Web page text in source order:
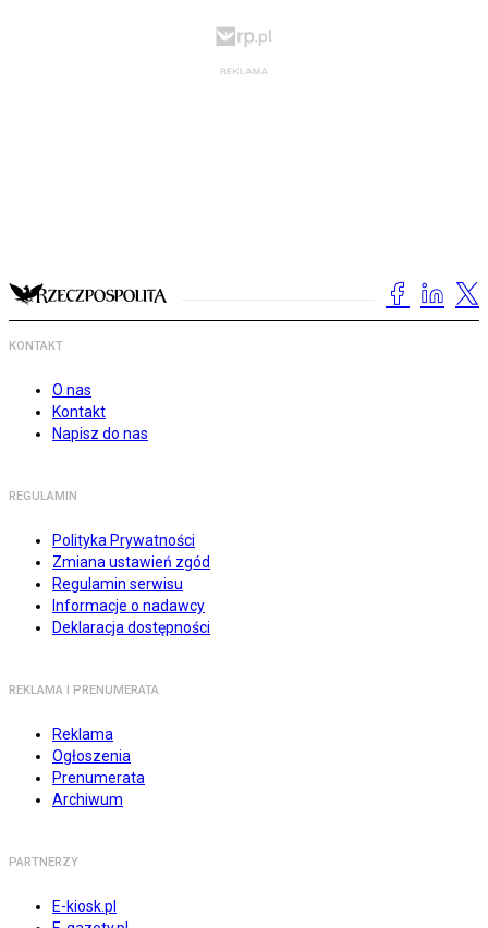
KONTAKT
O nas
Kontakt
Napisz do nas
REGULAMIN
Polityka Prywatności
Zmiana ustawień zgód
Regulamin serwisu
Informacje o nadawcy
Deklaracja dostępności
REKLAMA I PRENUMERATA
Reklama
Ogłoszenia
Prenumerata
Archiwum
PARTNERZY
E-kiosk.pl